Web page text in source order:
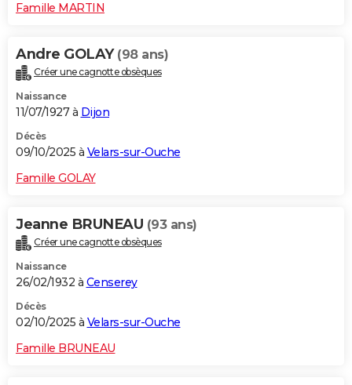
Famille MARTIN
Andre GOLAY (98 ans)
Créer une cagnotte obsèques
Naissance
11/07/1927 à Dijon
Décès
09/10/2025 à Velars-sur-Ouche
Famille GOLAY
Jeanne BRUNEAU (93 ans)
Créer une cagnotte obsèques
Naissance
26/02/1932 à Censerey
Décès
02/10/2025 à Velars-sur-Ouche
Famille BRUNEAU